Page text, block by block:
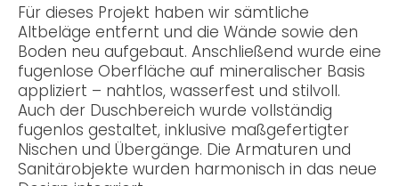
Für dieses Projekt haben wir sämtliche
Altbeläge entfernt und die Wände sowie den
Boden neu aufgebaut. Anschließend wurde eine
fugenlose Oberfläche auf mineralischer Basis
appliziert – nahtlos, wasserfest und stilvoll.
Auch der Duschbereich wurde vollständig
fugenlos gestaltet, inklusive maßgefertigter
Nischen und Übergänge. Die Armaturen und
Sanitärobjekte wurden harmonisch in das neue